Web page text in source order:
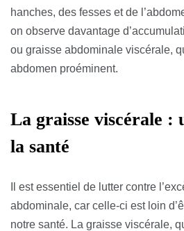
hanches, des fesses et de
on observe davantage
ou graisse abdominale viscérale,
abdomen proéminent.
La graisse viscérale :
la santé
Il est essentiel de lutter contre
abdominale, car celle-ci est loin
notre santé. La graisse viscérale,